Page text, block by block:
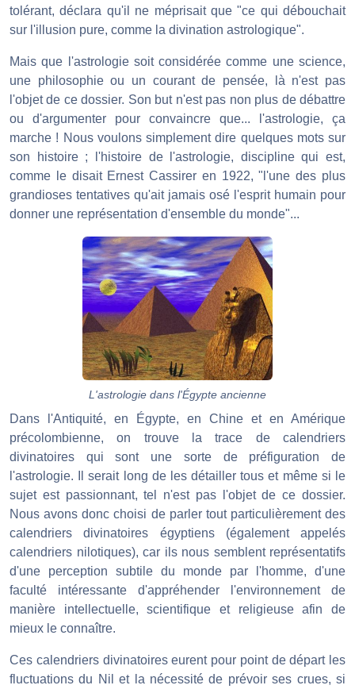
tolérant, déclara qu'il ne méprisait que "ce qui débouchait
sur l'illusion pure, comme la divination astrologique".
Mais que l'astrologie soit considérée comme une science,
une philosophie ou un courant de pensée, là n'est pas
l'objet de ce dossier. Son but n'est pas non plus de débattre
ou d'argumenter pour convaincre que... l'astrologie, ça
marche ! Nous voulons simplement dire quelques mots sur
son histoire ; l'histoire de l'astrologie, discipline qui est,
comme le disait Ernest Cassirer en 1922, "l'une des plus
grandioses tentatives qu'ait jamais osé l'esprit humain pour
donner une représentation d'ensemble du monde"...
L'astrologie dans l'Égypte ancienne
Dans l'Antiquité, en Égypte, en Chine et en Amérique
précolombienne, on trouve la trace de calendriers
divinatoires qui sont une sorte de préfiguration de
l'astrologie. Il serait long de les détailler tous et même si le
sujet est passionnant, tel n'est pas l'objet de ce dossier.
Nous avons donc choisi de parler tout particulièrement des
calendriers divinatoires égyptiens (également appelés
calendriers nilotiques), car ils nous semblent représentatifs
d'une perception subtile du monde par l'homme, d'une
faculté intéressante d'appréhender l'environnement de
manière intellectuelle, scientifique et religieuse afin de
mieux le connaître.
Ces calendriers divinatoires eurent pour point de départ les
fluctuations du Nil et la nécessité de prévoir ses crues, si